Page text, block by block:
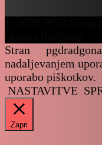
Stran
nadaljevanjem
uporabo piškotkov.
NASTAVITVE
Zapri